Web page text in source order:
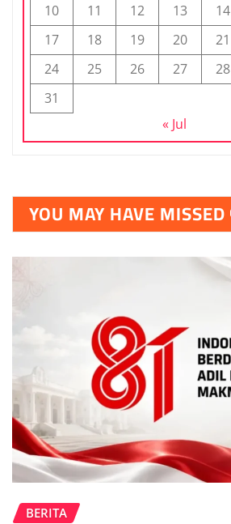
10
11 12 13 14
17
18 19 20 21
24
25 26 27 28
31
« Jul
YOU MAY HAVE MISSED
BERITA